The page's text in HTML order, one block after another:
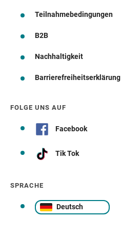
Teilnahmebedingungen
B2B
Nachhaltigkeit
Barrierefreiheitserklärung
FOLGE UNS AUF
Facebook
Tik Tok
SPRACHE
Deutsch